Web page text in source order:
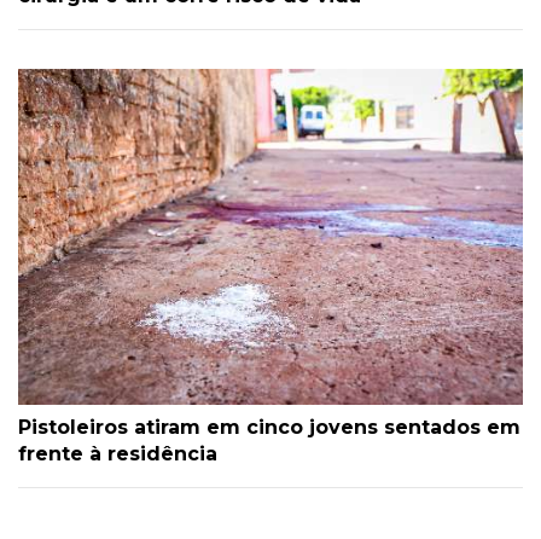
Pistoleiros atiram em cinco jovens sentados em
frente à residência